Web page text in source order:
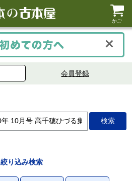
かご
会員登録
絞り込み検索